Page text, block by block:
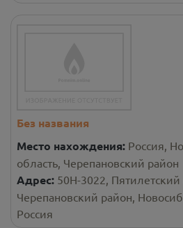
Без названия
Место нахождения: Россия,
область, Черепановский район
Адрес: 50Н-3022, Пятилетский
Черепановский район,
Россия